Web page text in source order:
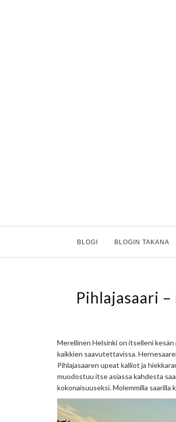
BLOGI BLOGIN TAKANA
Pihlajasaari
Merellinen Helsinki on itselleni
kaikkien saavutettavissa.
Pihlajasaaren upeat kalliot ja
muodostuu itse asiassa kahdesta
kokonaisuuseksi. Molemmilla saarilla